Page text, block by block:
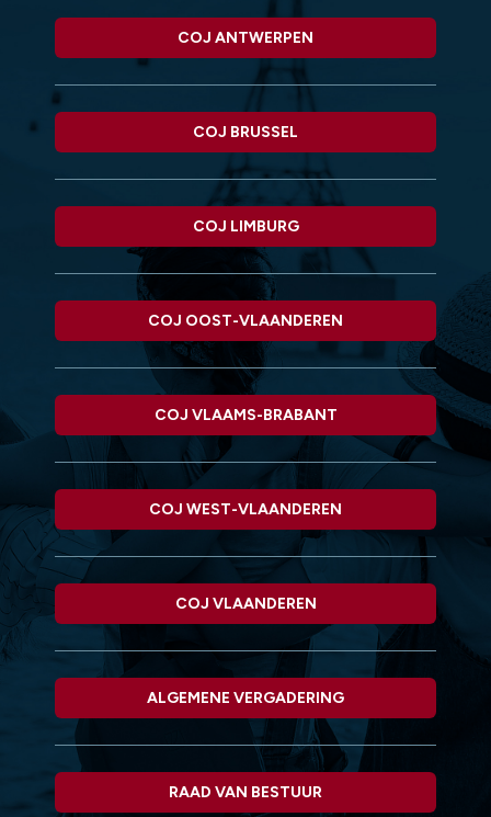
COJ ANTWERPEN
COJ BRUSSEL
COJ LIMBURG
COJ OOST-VLAANDEREN
COJ VLAAMS-BRABANT
COJ WEST-VLAANDEREN
COJ VLAANDEREN
ALGEMENE VERGADERING
RAAD VAN BESTUUR